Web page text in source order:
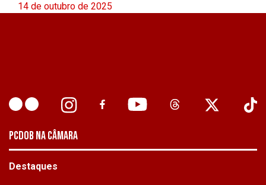
14 de outubro de 2025
PCDOB NA CÂMARA
Destaques